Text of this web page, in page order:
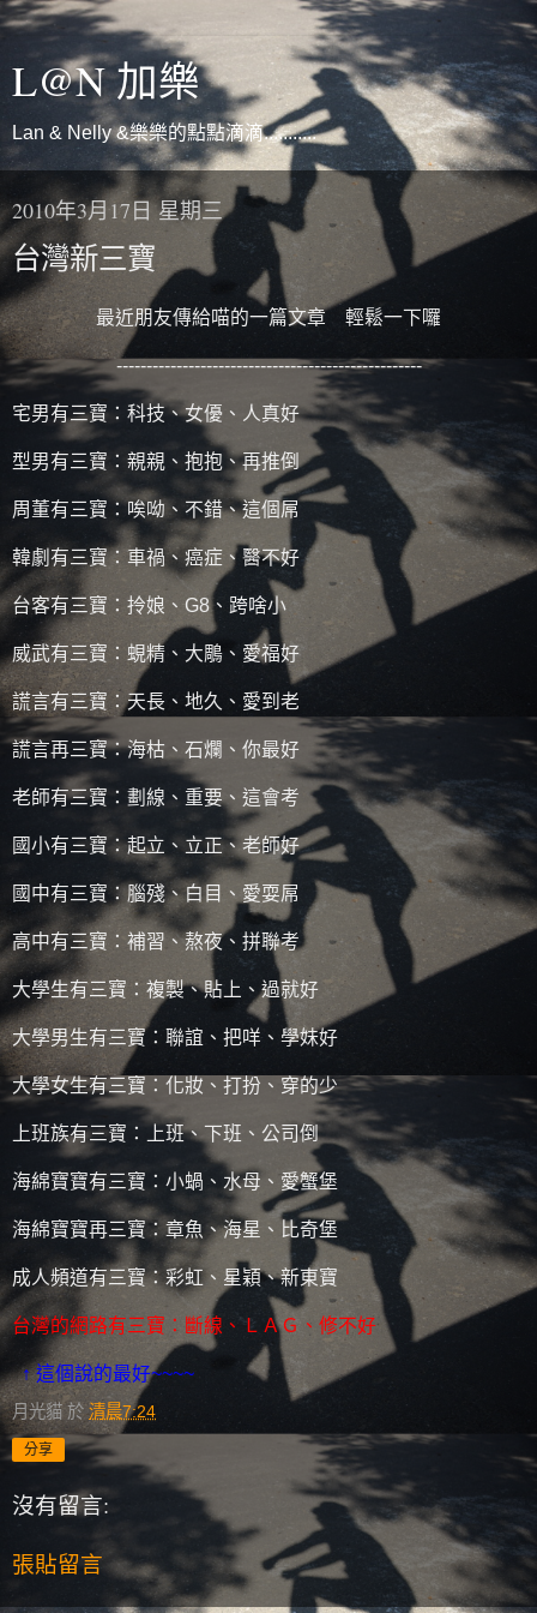
L@N 加樂
Lan & Nelly &樂樂的點點滴滴...........
2010年3月17日 星期三
台灣新三寶
最近朋友傳給喵的一篇文章 輕鬆一下囉
---------------------------------------------------
宅男有三寶：科技、女優、人真好
型男有三寶：親親、抱抱、再推倒
周董有三寶：唉呦、不錯、這個屌
韓劇有三寶：車禍、癌症、醫不好
台客有三寶：拎娘、G8、跨啥小
威武有三寶：蜆精、大鵰、愛福好
謊言有三寶：天長、地久、愛到老
謊言再三寶：海枯、石爛、你最好
老師有三寶：劃線、重要、這會考
國小有三寶：起立、立正、老師好
國中有三寶：腦殘、白目、愛耍屌
高中有三寶：補習、熬夜、拼聯考
大學生有三寶：複製、貼上、過就好
大學男生有三寶：聯誼、把咩、學妹好
大學女生有三寶：化妝、打扮、穿的少
上班族有三寶：上班、下班、公司倒
海綿寶寶有三寶：小蝸、水母、愛蟹堡
海綿寶寶再三寶：章魚、海星、比奇堡
成人頻道有三寶：彩虹、星穎、新東寶
台灣的網路有三寶：斷線、ＬＡＧ、修不好
↑ 這個說的最好~~~~
月光貓 於清晨7:24
分享
沒有留言:
張貼留言